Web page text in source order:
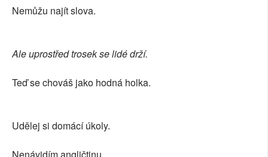
Nemůžu najít slova.
Ale uprostřed trosek se lidé drží.
Teď se chováš jako hodná holka.
Udělej si domácí úkoly.